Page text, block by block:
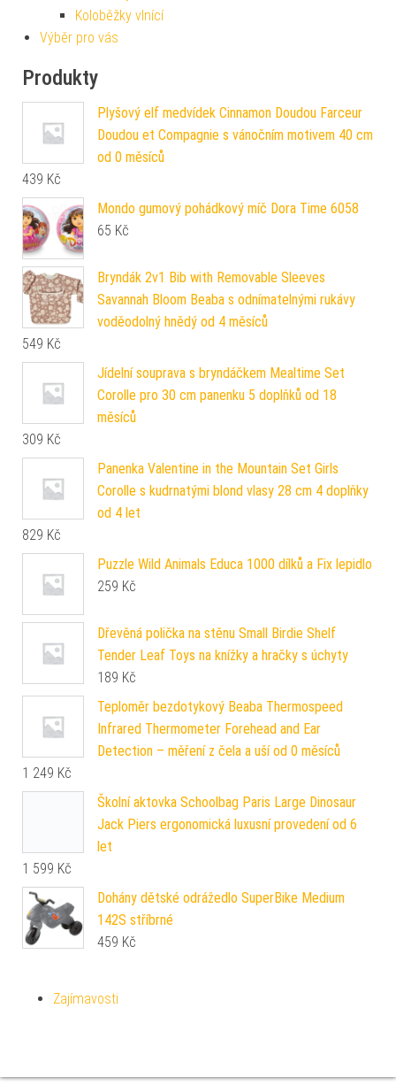
Koloběžky vlnící
Výběr pro vás
Produkty
Plyšový elf medvídek Cinnamon Doudou Farceur
Doudou et Compagnie s vánočním motivem 40 cm
od 0 měsíců
439 Kč
Mondo gumový pohádkový míč Dora Time 6058
65 Kč
Bryndák 2v1 Bib with Removable Sleeves
Savannah Bloom Beaba s odnímatelnými rukávy
voděodolný hnědý od 4 měsíců
549 Kč
Jídelní souprava s bryndáčkem Mealtime Set
Corolle pro 30 cm panenku 5 doplňků od 18
měsíců
309 Kč
Panenka Valentine in the Mountain Set Girls
Corolle s kudrnatými blond vlasy 28 cm 4 doplňky
od 4 let
829 Kč
Puzzle Wild Animals Educa 1000 dílků a Fix lepidlo
259 Kč
Dřevěná polička na stěnu Small Birdie Shelf
Tender Leaf Toys na knížky a hračky s úchyty
189 Kč
Teploměr bezdotykový Beaba Thermospeed
Infrared Thermometer Forehead and Ear
Detection – měření z čela a uší od 0 měsíců
1 249 Kč
Školní aktovka Schoolbag Paris Large Dinosaur
Jack Piers ergonomická luxusní provedení od 6
let
1 599 Kč
Dohány dětské odrážedlo SuperBike Medium
142S stříbrné
459 Kč
Zajímavosti